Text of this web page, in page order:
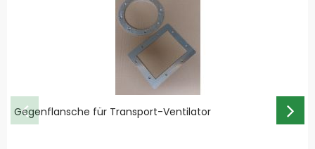
Gegenflansche für Transport-Ventilator